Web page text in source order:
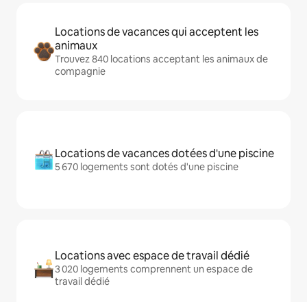
Locations de vacances qui acceptent les
animaux
Trouvez 840 locations acceptant les animaux de
compagnie
Locations de vacances dotées d'une piscine
5 670 logements sont dotés d'une piscine
Locations avec espace de travail dédié
3 020 logements comprennent un espace de
travail dédié